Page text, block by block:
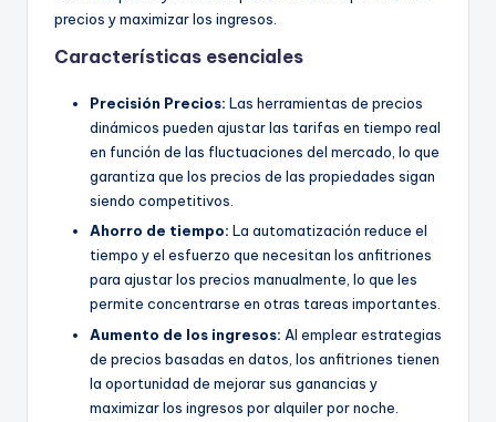
precios y maximizar los ingresos.
Características esenciales
Precisión Precios: Las herramientas de precios
dinámicos pueden ajustar las tarifas en tiempo real
en función de las fluctuaciones del mercado, lo que
garantiza que los precios de las propiedades sigan
siendo competitivos.
Ahorro de tiempo: La automatización reduce el
tiempo y el esfuerzo que necesitan los anfitriones
para ajustar los precios manualmente, lo que les
permite concentrarse en otras tareas importantes.
Aumento de los ingresos: Al emplear estrategias
de precios basadas en datos, los anfitriones tienen
la oportunidad de mejorar sus ganancias y
maximizar los ingresos por alquiler por noche.